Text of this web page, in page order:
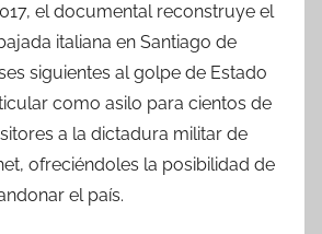
el documental reconstruye el
italiana en Santiago de
siguientes al golpe de Estado
como asilo para cientos de
a la dictadura militar de
ofreciéndoles la posibilidad de
el país.